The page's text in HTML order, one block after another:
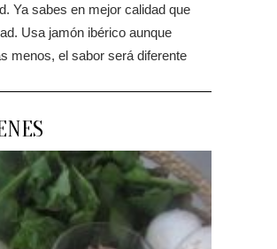
Ya sabes en mejor calidad que
Usa jamón ibérico aunque
menos, el sabor será diferente